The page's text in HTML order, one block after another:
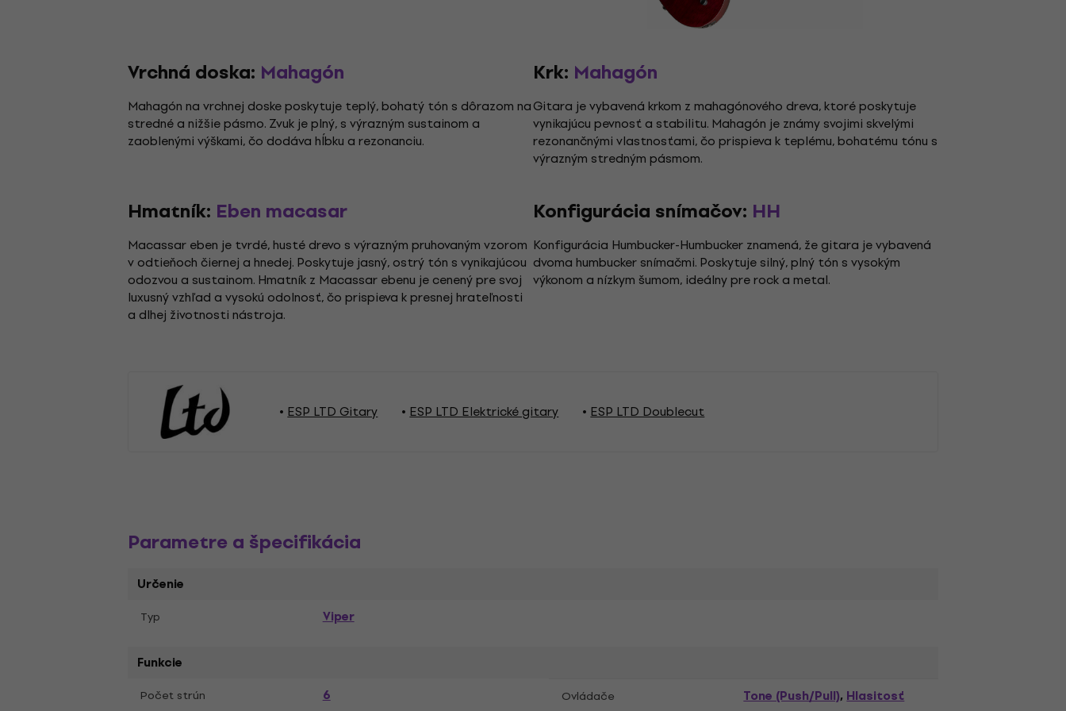
Vrchná doska: Mahagón
Mahagón na vrchnej doske poskytuje teplý, bohatý tón s dôrazom na
stredné a nižšie pásmo. Zvuk je plný, s výrazným sustainom a
zaoblenými výškami, čo dodáva hĺbku a rezonanciu.
Krk: Mahagón
Gitara je vybavená krkom z mahagónového dreva, ktoré poskytuje
vynikajúcu pevnosť a stabilitu. Mahagón je známy svojimi skvelými
rezonančnými vlastnosťami, čo prispieva k teplému, bohatému tónu s
výrazným stredným pásmom.
Hmatník: Eben macasar
Macassar eben je tvrdé, husté drevo s výrazným pruhovaným vzorom
v odtieňoch čiernej a hnedej. Poskytuje jasný, ostrý tón s vynikajúcou
odozvou a sustainom. Hmatník z Macassar ebenu je cenený pre svoj
luxusný vzhľad a vysokú odolnosť, čo prispieva k presnej hrateľnosti
a dlhej životnosti nástroja.
Konfigurácia snímačov: HH
Konfigurácia Humbucker-Humbucker znamená, že gitara je vybavená
dvoma humbucker snímačmi. Poskytuje silný, plný tón s vysokým
výkonom a nízkym šumom, ideálny pre rock a metal.
ESP LTD Gitary ESP LTD Elektrické gitary ESP LTD Doublecut
Parametre a špecifikácia
Určenie
Typ Viper
Funkcie
Počet strún 6 Ovládače Tone (Push/Pull),Hlasitosť